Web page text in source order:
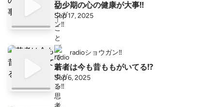
幼少期の心の健康が大事‼️
Sep 17, 2025
radioショウガン‼️
若者は今も昔ももがいてる⁉️
Sep 6, 2025